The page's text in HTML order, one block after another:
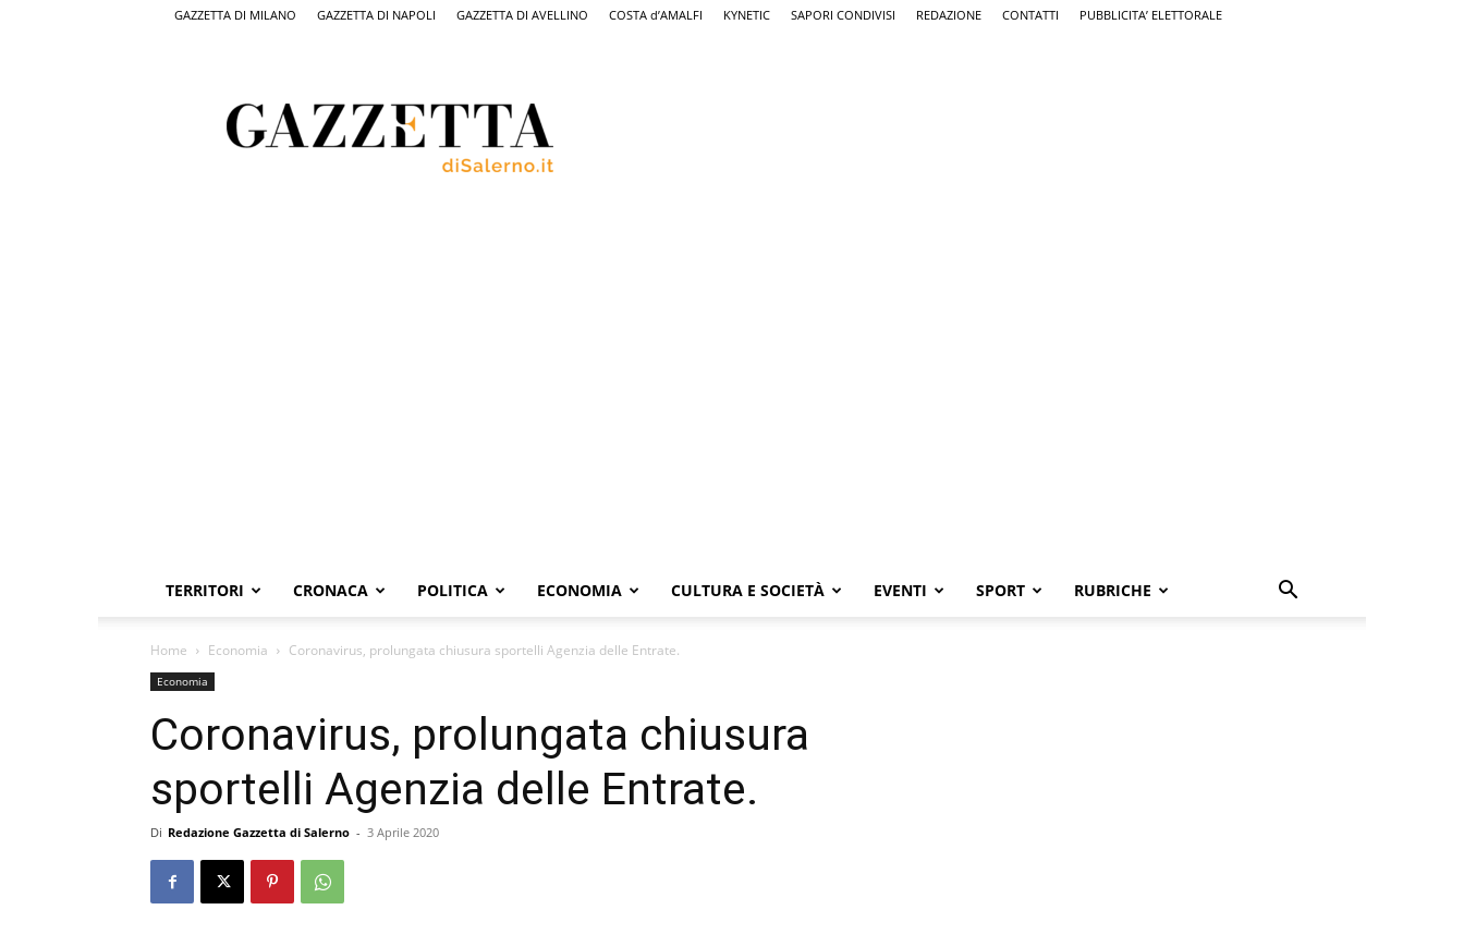
GAZZETTA DI MILANO GAZZETTA DI NAPOLI GAZZETTA DI AVELLINO COSTA d’AMALFI KYNETIC SAPORI CONDIVISI REDAZIONE CONTATTI PUBBLICITA’ ELETTORALE
Salerno,
il
quotidiano
TERRITORI CRONACA POLITICA ECONOMIA CULTURA E SOCIETÀ EVENTI SPORT RUBRICHE
Home Economia Coronavirus, prolungata chiusura sportelli Agenzia delle Entrate.
Economia
Coronavirus, prolungata chiusura
sportelli Agenzia delle Entrate.
Di Redazione Gazzetta di Salerno - 3 Aprile 2020